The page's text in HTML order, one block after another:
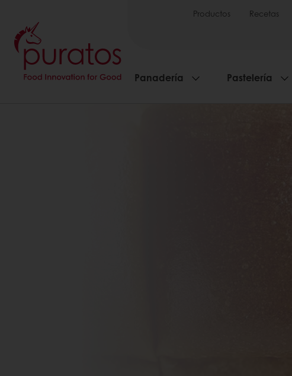
Productos Recetas
Panadería Pastelería